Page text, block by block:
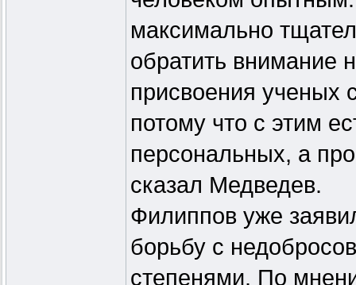
максимально
обратить внимание
присвоения ученых
потому что с этим
персональных, а
сказал Медведев.
Филиппов уже
борьбу с
степенями. По